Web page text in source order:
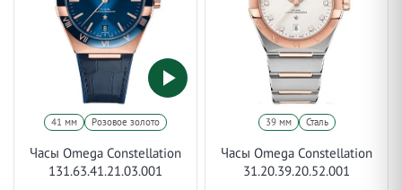
41 мм Розовое золото
Часы Omega Constellation
131.63.41.21.03.001
39 мм Сталь
Часы Omega Constellation
31.20.39.20.52.001